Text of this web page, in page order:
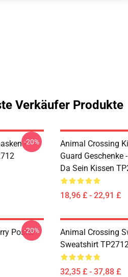
Verkäufer Produkte
--20%
Animal Crossing
Guard Geschenke
Da Sein Kissen
18,96 £ - 22,91 £
Poster
-20%
Animal Crossing
Sweatshirt
32,35 £ - 37,88 £